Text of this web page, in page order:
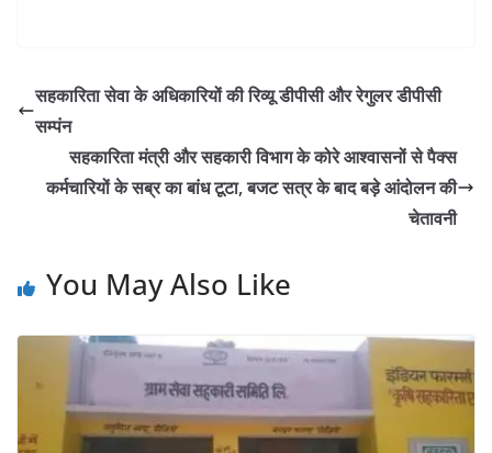
सहकारिता सेवा के अधिकारियों की रिव्यू डीपीसी और रेगुलर डीपीसी
सम्पंन
सहकारिता मंत्री और सहकारी विभाग के कोरे आश्वासनों से पैक्स
कर्मचारियों के सब्र का बांध टूटा, बजट सत्र के बाद बड़े आंदोलन की
चेतावनी
You May Also Like